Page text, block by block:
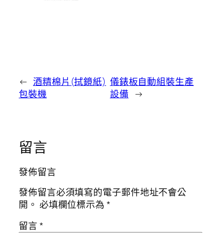
← 酒精棉片(拭鏡紙)
包裝機
儀錶板自動組裝生產
設備 →
留言
發佈留言
發佈留言必須填寫的電子郵件地址不會公
開。 必填欄位標示為*
留言*